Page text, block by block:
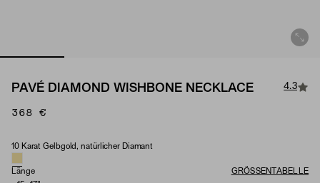
PAVÉ DIAMOND WISHBONE NECKLACE 4.3
368 €
Material & Stone Options
10 Karat Gelbgold, natürlicher Diamant
Länge
GRÖSSENTABELLE